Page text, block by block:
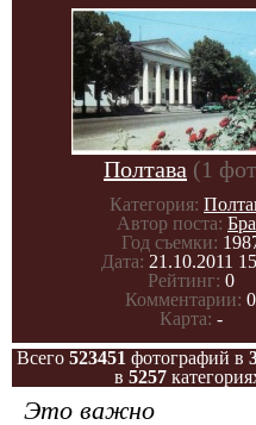
Полтава (1
Категория:
Автор поста:
Год съемки:
Дата: 21.10.2011
Рейтинг: 0
Комментарии: 0
Карта: -
Всего 523451 фотографий в
в 5257
Это важно